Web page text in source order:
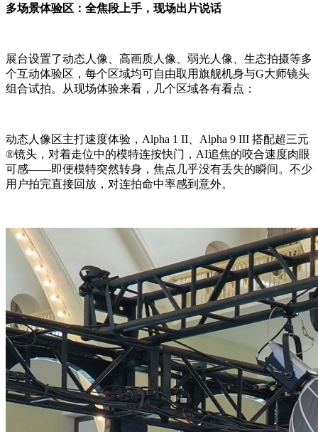
多场景体验区：全焦段上手，现场出片说话
展台设置了动态人像、高画质人像、弱光人像、生态拍摄等多
个互动体验区，每个区域均可自由取用旗舰机身与G大师镜头
组合试拍。从现场体验来看，几个区域各有看点：
动态人像区主打速度体验，Alpha 1 II、Alpha 9 III 搭配超三元
®镜头，对着走位中的模特连按快门，AI追焦的咬合速度肉眼
可感——即便模特突然转身，焦点几乎没有丢失的瞬间。不少
用户拍完直接回放，对连拍命中率感到意外。